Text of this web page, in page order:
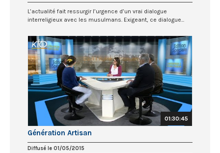
L’actualité fait ressurgir l’urgence d’un vrai dialogue
interreligieux avec les musulmans. Exigeant, ce dialogue...
01:30:45
Génération Artisan
Diffusé le 01/05/2015